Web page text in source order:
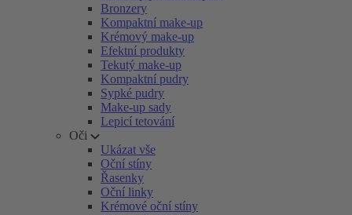
Bronzery
Kompaktní make-up
Krémový make-up
Efektní produkty
Tekutý make-up
Kompaktní pudry
Sypké pudry
Make-up sady
Lepicí tetování
Oči
Ukázat vše
Oční stíny
Řasenky
Oční linky
Krémové oční stíny